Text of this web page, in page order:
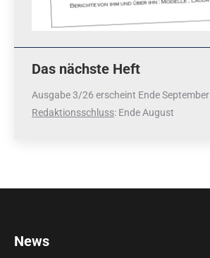
Das nächste Heft
Ausgabe 3/26 erscheint Ende September
Redaktionsschluss: Ende August
News